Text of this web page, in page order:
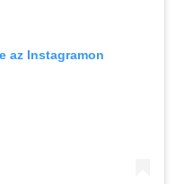
az Instagramon